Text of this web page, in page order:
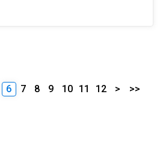
6 7 8 9 10 11 12 > >>